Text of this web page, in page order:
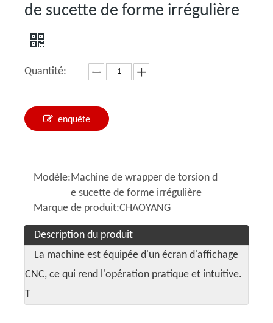
de sucette de forme irrégulière
Quantité:
enquête
Modèle:Machine de wrapper de torsion d
e sucette de forme irrégulière
Marque de produit:CHAOYANG
Description du produit
La machine est équipée d'un écran d'affichage
CNC, ce qui rend l'opération pratique et intuitive.
T